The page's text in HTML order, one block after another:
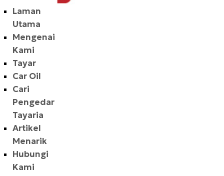
Laman
Utama
Mengenai
Kami
Tayar
Car Oil
Cari
Pengedar
Tayaria
Artikel
Menarik
Hubungi
Kami